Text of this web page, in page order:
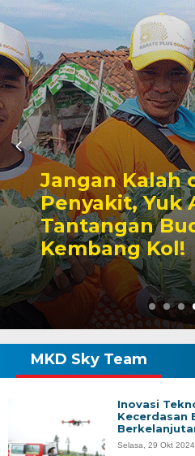
Jangan Kalah
Penyakit, Yuk
Tantangan
Kembang Kol!
MKD Sky Team
Inovasi
Kecerdasan
Selasa, 29 Okt